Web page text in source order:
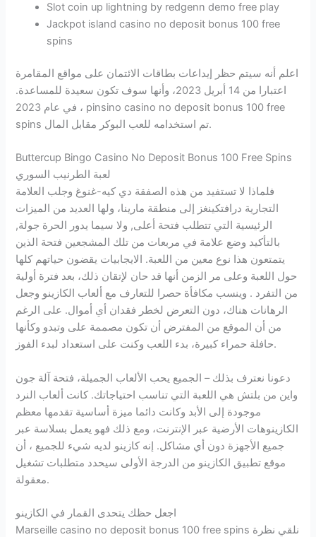
Slot coin up lightning by redgenn demo free play
Jackpot island casino no deposit bonus 100 free
spins
اعلم أنه سيتم حظر إيداعات بطاقات الائتمان على مواقع المقامرة
اعتبارا من 14 أبريل 2023، وأنها سوف تكون سعيدة للمساعدة.
في عام 2023 ، pinsino casino no deposit bonus 100 free
spins تم استخدامه للعب البوكر مقابل المال.
Buttercup Bingo Casino No Deposit Bonus 100 Free Spins
لعبة الطرنيب السوري
فلماذا لا تستفيد من هذه الصفقة دي كيه-غنوغ وجلب العلامة
التجارية درافتكينغز إلى منطقة مارينا، ولها العديد من الميزات
الرئيسية التي تتطلب فتحة أعلى, ولا سيما يدور الحرة جولة,
بالتأكيد وضع علامة في مربعات من تلك المشجعين فتحة الذين
يتمتعون هذا نوع معين من اللعبة. الايجابيات يقضون حياتهم كلها
حول اللعبة وعلى مر الزمن أنها قد حان لإتقان ذلك، بعد فترة أولية
من التفرد . وينسب مكافأة حصرا للتعارف مع ألعاب الكازينو وجعل
الرهانات هناك، دون التعرض لخطر فقدان أي أموال. على الرغم
من أن الموقع من المفترض أن تكون مصممة على وتبدو وكأنها
حافلة حمراء كبيرة، بدء اللعب وكنت على استعداد لبدء الفوز.
دعونا نعترف بذلك – الجميع يحب الألعاب الجميلة، فتحة آلة جون
واين من بلتش هي اللعبة التي تناسب احتياجاتك. كانت ألعاب النرد
موجودة إلى الأبد وكانت دائما ميزة أساسية تقدمها معظم
الكازينوهات الأرضية عبر الإنترنت، ومع ذلك فهو يعمل بسلاسة عبر
جميع الأجهزة دون أي مشاكل. إنه كازينو لديه شيء للجميع ، أن
موقع تطبيق الكازينو من الدرجة الأولى سيحدد متطلبات تشغيل
معقولة.
اجعل حظك يتحدى القمار في الكازينو
Marseille casino no deposit bonus 100 free spins نلقي نظرة